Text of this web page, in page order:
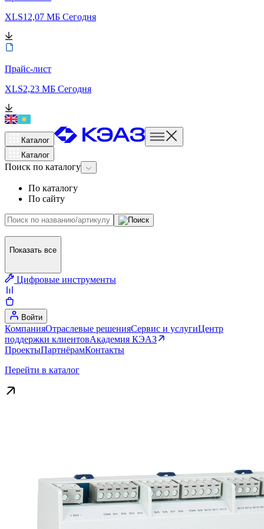
XLS12,07 МБ Сегодня
Прайс-лист
XLS2,23 МБ Сегодня
Каталог
Каталог
Поиск по каталогу
По каталогу
По сайту
Показать все
Цифровые инструменты
Войти
КомпанияОтраслевые решенияСервис и услугиЦентр
поддержки клиентовАкадемия КЭАЗ
ПроектыПартнёрамКонтакты
Перейти в каталог